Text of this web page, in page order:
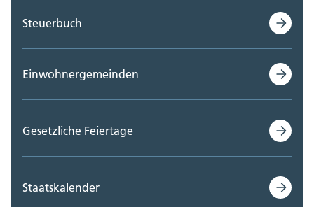
Steuerbuch
Einwohnergemeinden
Gesetzliche Feiertage
Staatskalender